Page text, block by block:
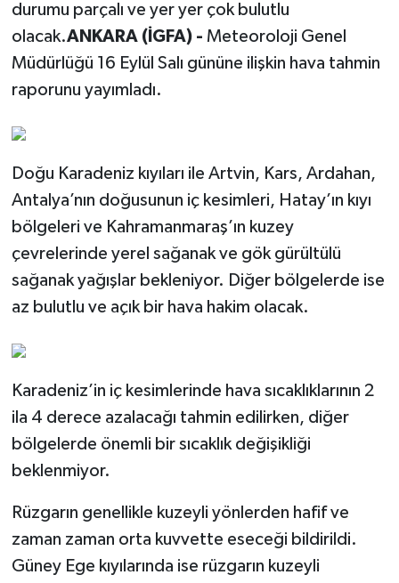
durumu parçalı ve yer yer çok bulutlu
olacak.ANKARA (İGFA) - Meteoroloji Genel
Müdürlüğü 16 Eylül Salı gününe ilişkin hava tahmin
raporunu yayımladı.
Doğu Karadeniz kıyıları ile Artvin, Kars, Ardahan,
Antalya’nın doğusunun iç kesimleri, Hatay’ın kıyı
bölgeleri ve Kahramanmaraş’ın kuzey
çevrelerinde yerel sağanak ve gök gürültülü
sağanak yağışlar bekleniyor. Diğer bölgelerde ise
az bulutlu ve açık bir hava hakim olacak.
Karadeniz’in iç kesimlerinde hava sıcaklıklarının 2
ila 4 derece azalacağı tahmin edilirken, diğer
bölgelerde önemli bir sıcaklık değişikliği
beklenmiyor.
Rüzgarın genellikle kuzeyli yönlerden hafif ve
zaman zaman orta kuvvette eseceği bildirildi.
Güney Ege kıyılarında ise rüzgarın kuzeyli